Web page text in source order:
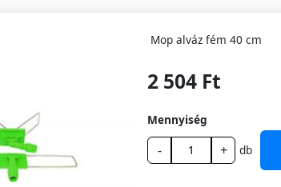
Mop alváz fém 40 cm
2 504 Ft
Mennyiség
- + db